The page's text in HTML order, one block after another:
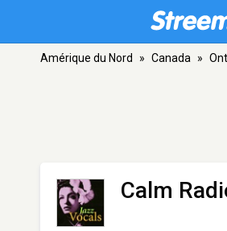
Amérique du Nord » Canada »
Calm